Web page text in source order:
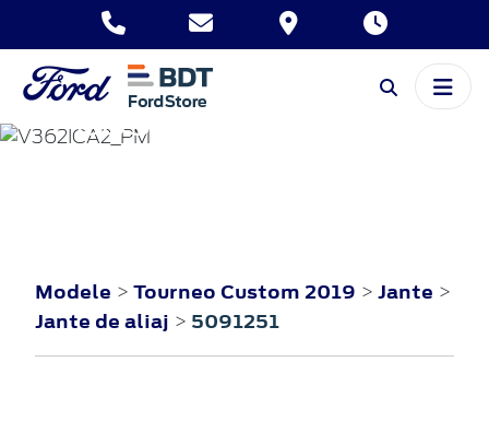
TOURNEO
CUSTOM
Modele > Tourneo Custom 2019 > Jante >
Jante de aliaj > 5091251